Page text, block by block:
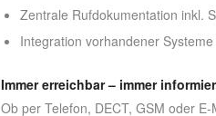
Zentrale Rufdokumentation inkl.
Integration vorhandener
Immer erreichbar – immer
Ob per Telefon, DECT, GSM oder